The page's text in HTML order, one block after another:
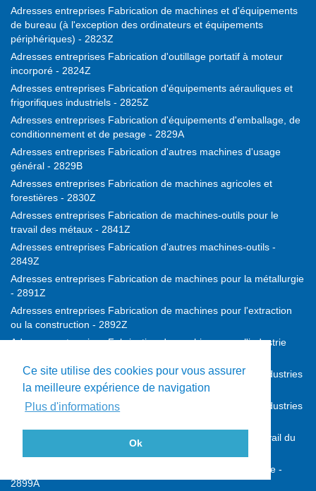
Ce site utilise des cookies pour vous assurer
la meilleure expérience de navigation
Plus d'informations
Ok
Adresses entreprises Fabrication de machines et d'équipements
de bureau (à l'exception des ordinateurs et équipements
périphériques) - 2823Z
Adresses entreprises Fabrication d'outillage portatif à moteur
incorporé - 2824Z
Adresses entreprises Fabrication d'équipements aérauliques et
frigorifiques industriels - 2825Z
Adresses entreprises Fabrication d'équipements d'emballage, de
conditionnement et de pesage - 2829A
Adresses entreprises Fabrication d'autres machines d'usage
général - 2829B
Adresses entreprises Fabrication de machines agricoles et
forestières - 2830Z
Adresses entreprises Fabrication de machines-outils pour le
travail des métaux - 2841Z
Adresses entreprises Fabrication d'autres machines-outils -
2849Z
Adresses entreprises Fabrication de machines pour la métallurgie
- 2891Z
Adresses entreprises Fabrication de machines pour l'extraction
ou la construction - 2892Z
Adresses entreprises Fabrication de machines pour l'industrie
Adresses entreprises Fabrication de machines pour les industries
textiles - 2894Z
Adresses entreprises Fabrication de machines pour les industries
Adresses entreprises Fabrication de machines pour le travail du
Adresses entreprises Fabrication de machines d'imprimerie -
2899A